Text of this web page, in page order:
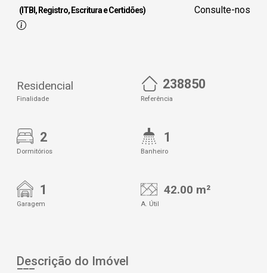
(ITBI, Registro, Escritura e Certidões) Consulte-nos
Residencial
Finalidade
238850
Referência
2
Dormitórios
1
Banheiro
1
Garagem
42.00 m²
A. Útil
Descrição do Imóvel